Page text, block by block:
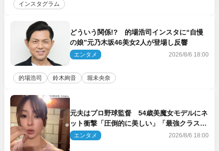
インスタグラム
どういう関係!? 的場浩司インスタに“自慢
の娘”元乃木坂46美女2人が登場し反響
エンタメ 2026/8/6 18:00
的場浩司 鈴木絢音 堀未央奈
元夫はプロ野球監督 54歳美魔女モデルにネ
ット衝撃「圧倒的に美しい」「最強クラス」
「うっとり」
エンタメ 2026/8/6 18:00